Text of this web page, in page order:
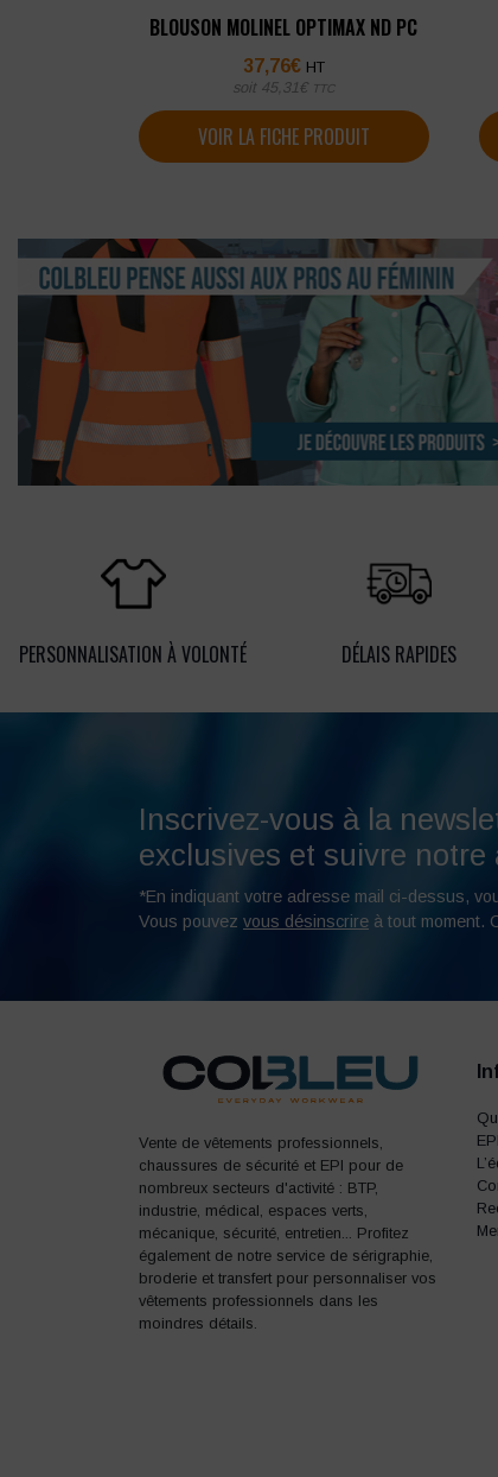
BLOUSON MOLINEL OPTIMAX ND PC
37,76€ HT
soit 45,31 € TTC
VOIR LA FICHE PRODUIT
PERSONNALISATION À VOLONTÉ DÉLAIS RAPIDES
Inscrivez-vous à la
exclusives et suivre notre
*En indiquant votre adresse mail ci-dessus,
Vous pouvez vous désinscrire à tout moment.
Vente de vêtements professionnels,
chaussures de sécurité et EPI pour de
nombreux secteurs d'activité : BTP,
industrie, médical, espaces verts,
mécanique, sécurité, entretien... Profitez
également de notre service de sérigraphie,
broderie et transfert pour personnaliser vos
vêtements professionnels dans les
moindres détails.